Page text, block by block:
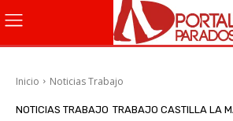
Inicio Noticias Trabajo
NOTICIAS TRABAJO TRABAJO CASTILLA LA